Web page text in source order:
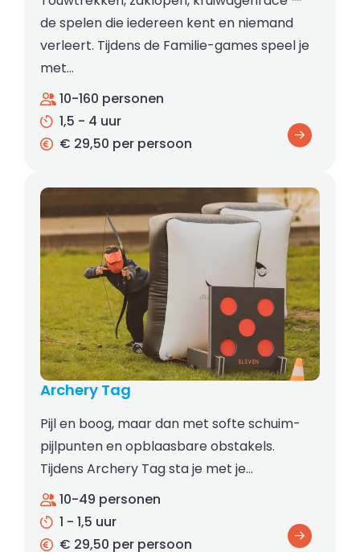
de spelen die iedereen kent en niemand
verleert. Tijdens de Familie-games speel je
met…
10-160 personen
1,5 - 4 uur
€ 29,50 per persoon
Archery Tag
Pijl en boog, maar dan met softe schuim-
pijlpunten en opblaasbare obstakels.
Tijdens Archery Tag sta je met je…
10-49 personen
1 - 1,5 uur
€ 29,50 per persoon